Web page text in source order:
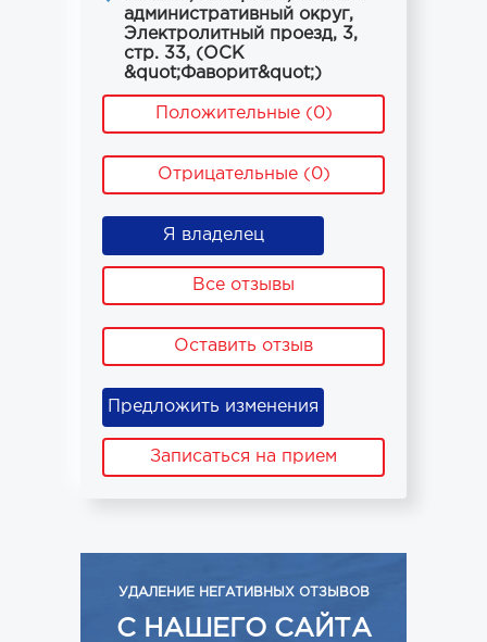
административный округ,
Электролитный проезд, 3,
стр. 33, (ОСК
&quot;Фаворит&quot;)
Положительные (0)
Отрицательные (0)
Я владелец
Все отзывы
Оставить отзыв
Предложить изменения
Записаться на прием
УДАЛЕНИЕ НЕГАТИВНЫХ ОТЗЫВОВ
С НАШЕГО САЙТА